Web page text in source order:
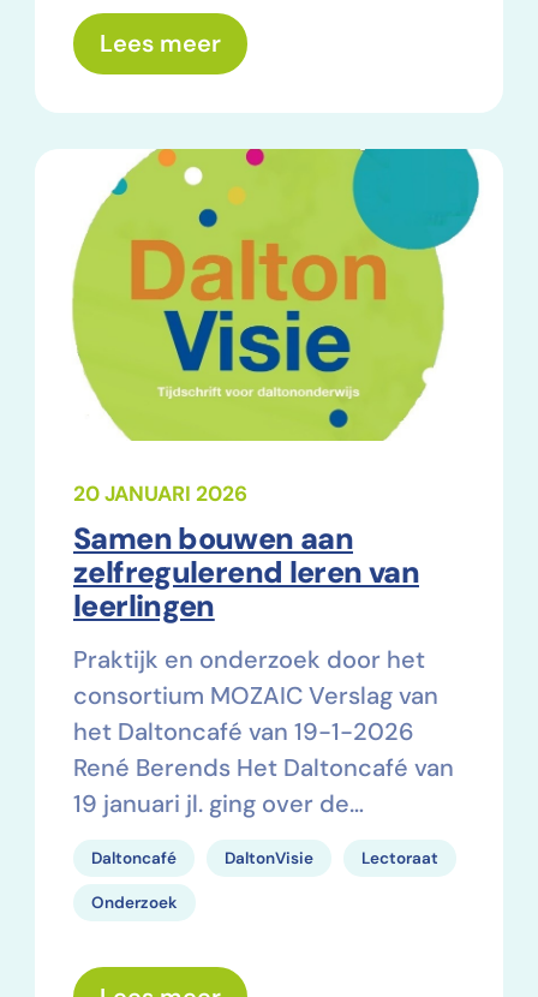
Lees meerover: De daltontaak
Samen bouwen aan
zelfregulerend leren van
leerlingen
20 JANUARI 2026
Praktijk en onderzoek door het
consortium MOZAIC Verslag van
het Daltoncafé van 19-1-2026
René Berends Het Daltoncafé van
19 januari jl. ging over de…
Daltoncafé DaltonVisie Lectoraat
Onderzoek